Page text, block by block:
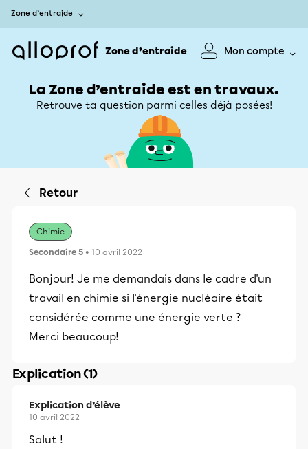
Zone d’entraide
Zone d’entraide Mon compte
La Zone d’entraide est en travaux.
Retrouve ta question parmi celles déjà posées!
Retour
Chimie
Secondaire 5 • 10 avril 2022
Bonjour! Je me demandais dans le cadre d'un
travail en chimie si l'énergie nucléaire était
considérée comme une énergie verte ?
Merci beaucoup!
Explication (1)
Explication d’élève
10 avril 2022
Salut !